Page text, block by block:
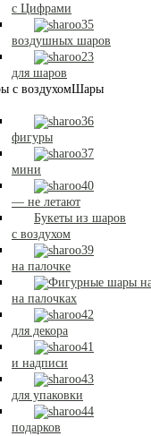
с Цифрами
воздушных шаров
для шаров
Шары
фигуры
мини
— не летают
Букеты из шаров
с воздухом
на палочке
на палочках
для декора
и надписи
для упаковки
подарков